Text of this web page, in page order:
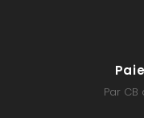
Par